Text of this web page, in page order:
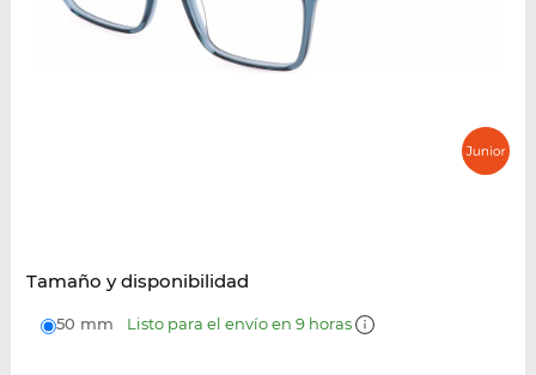
Tamaño y disponibilidad
50 mm Listo para el envío en 9 horas